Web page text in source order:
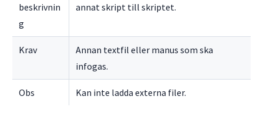
beskrivnin
g
annat skript till skriptet.
Krav
Annan textfil eller manus som ska
infogas.
Obs Kan inte ladda externa filer.